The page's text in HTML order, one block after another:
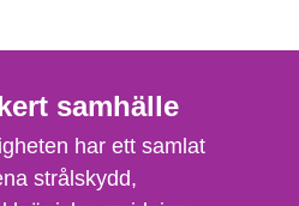
samhälle
har ett samlat
strålskydd,